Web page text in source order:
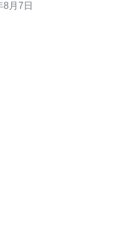
选型、配置与优化技巧，并
8月7日